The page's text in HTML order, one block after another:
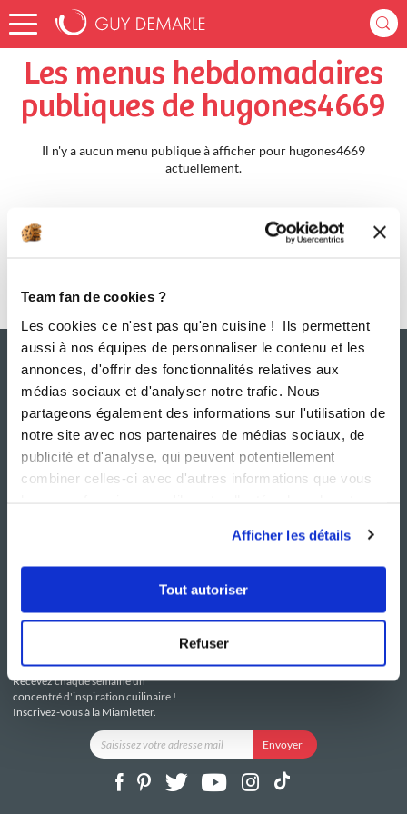
Team fan de cookies ?
Les cookies ce n'est pas qu'en cuisine ! Ils permettent
aussi à nos équipes de personnaliser le contenu et les
annonces, d'offrir des fonctionnalités relatives aux
médias sociaux et d'analyser notre trafic. Nous
partageons également des informations sur l'utilisation de
notre site avec nos partenaires de médias sociaux, de
publicité et d'analyse, qui peuvent potentiellement
combiner celles-ci avec d'autres informations que vous
Afficher les détails
Tout autoriser
Refuser
Accueil hugones4669 Menus Hebdomadaires
Les menus hebdomadaires
publiques de hugones4669
Il n'y a aucun menu publique à afficher pour hugones4669
actuellement.
Le Mag'
i-Cook'in
Contactez-nous
Mentions légales
Politique de confidentialité
Utilisation des Cookies
Recevez chaque semaine un
concentré d'inspiration cuilinaire !
Inscrivez-vous à la Miamletter.